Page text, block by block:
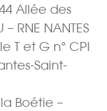
Allée des
RNE NANTES
T et G n° CPI
Saint-
Boétie –